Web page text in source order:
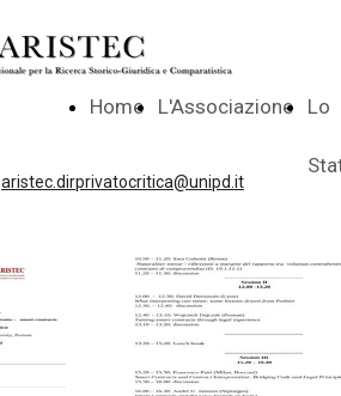
Home L'Associazione Lo
aristec.dirprivatocritica@unipd.it